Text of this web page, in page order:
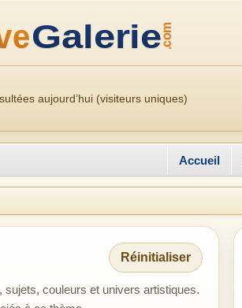
aujourd’hui (visiteurs uniques)
Accueil
Réinitialiser
couleurs et univers artistiques.